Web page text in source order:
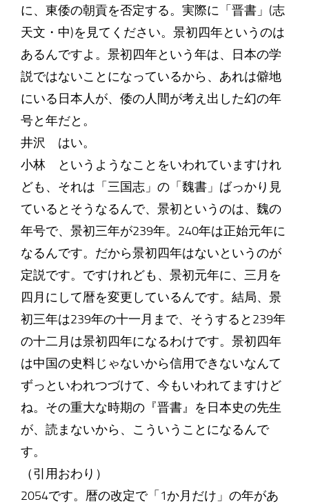
に、東倭の朝貢を否定する。実際に「晋書」(志
天文・中)を見てください。景初四年というのは
あるんですよ。景初四年という年は、日本の学
説ではないことになっているから、あれは僻地
にいる日本人が、倭の人間が考え出した幻の年
号と年だと。
井沢 はい。
小林 というようなことをいわれていますけれ
ども、それは「三国志」の「魏書」ばっかり見
ているとそうなるんで、景初というのは、魏の
年号で、景初三年が239年。240年は正始元年に
なるんです。だから景初四年はないというのが
定説です。ですけれども、景初元年に、三月を
四月にして暦を変更しているんです。結局、景
初三年は239年の十一月まで、そうすると239年
の十二月は景初四年になるわけです。景初四年
は中国の史料じゃないから信用できないなんて
ずっといわれつづけて、今もいわれてますけど
ね。その重大な時期の『晋書』を日本史の先生
が、読まないから、こういうことになるんで
す。
（引用おわり）
2054です。暦の改定で「1か月だけ」の年があ